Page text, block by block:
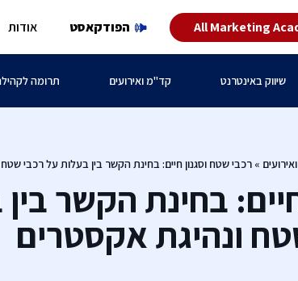
All Marketing הפודקאסט אודות
שיווק באינטרנט קד"מ ואירועים תרומה
» רכבי שטח וסגנון חיים: בחינת הקשר בין בעלות על רכבי
בחינת הקשר
ונהיגת אקסטרים